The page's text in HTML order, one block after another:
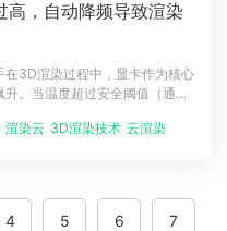
高，自动降频导致渲染
3D渲染过程中，显卡作为核心
。当温度超过安全阈值（通常
从根源规避硬件限制，瑞云渲
渲染云 3D渲染技术 云渲染
4 5 6 7